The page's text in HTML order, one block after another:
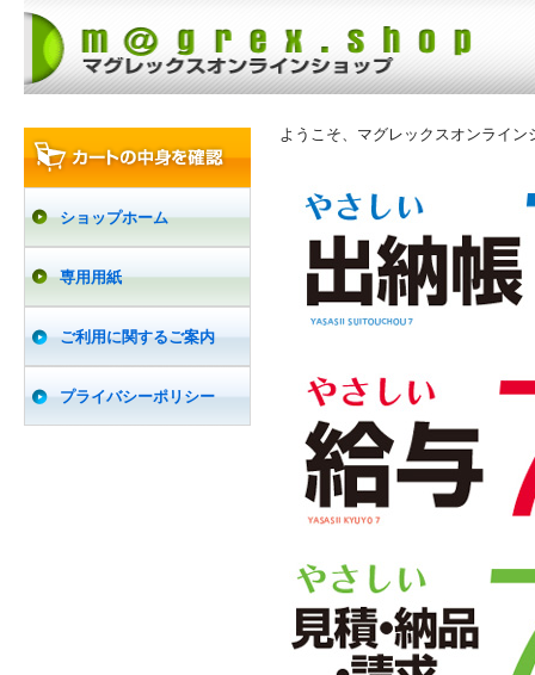
ショップホーム
専用用紙
ご利用に関するご案内
プライバシーポリシー
ようこそ、マグレックスオンライン